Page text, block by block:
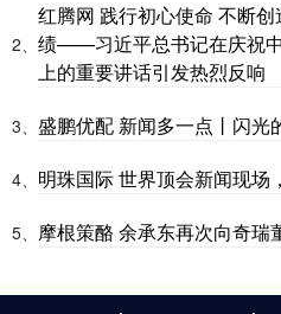
2、
红腾网 践行初心使命 不断
绩——习近平总书记在庆祝
上的重要讲话引发热烈反响
3、 盛鹏优配 新闻多一点丨闪光
4、 明珠国际 世界顶会新闻现场
5、 摩根策酪 余承东再次向奇瑞